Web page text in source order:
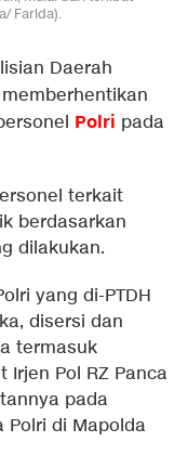
Farida).
Daerah
Polri pada
terkait
berdasarkan
dilakukan.
yang di-PTDH
disersi dan
termasuk
Irjen Pol RZ Panca
pada
di Mapolda